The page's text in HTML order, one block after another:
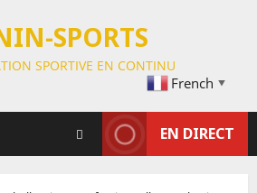
SPORTS
SPORTIVE EN CONTINU
French ▼
EN DIRECT